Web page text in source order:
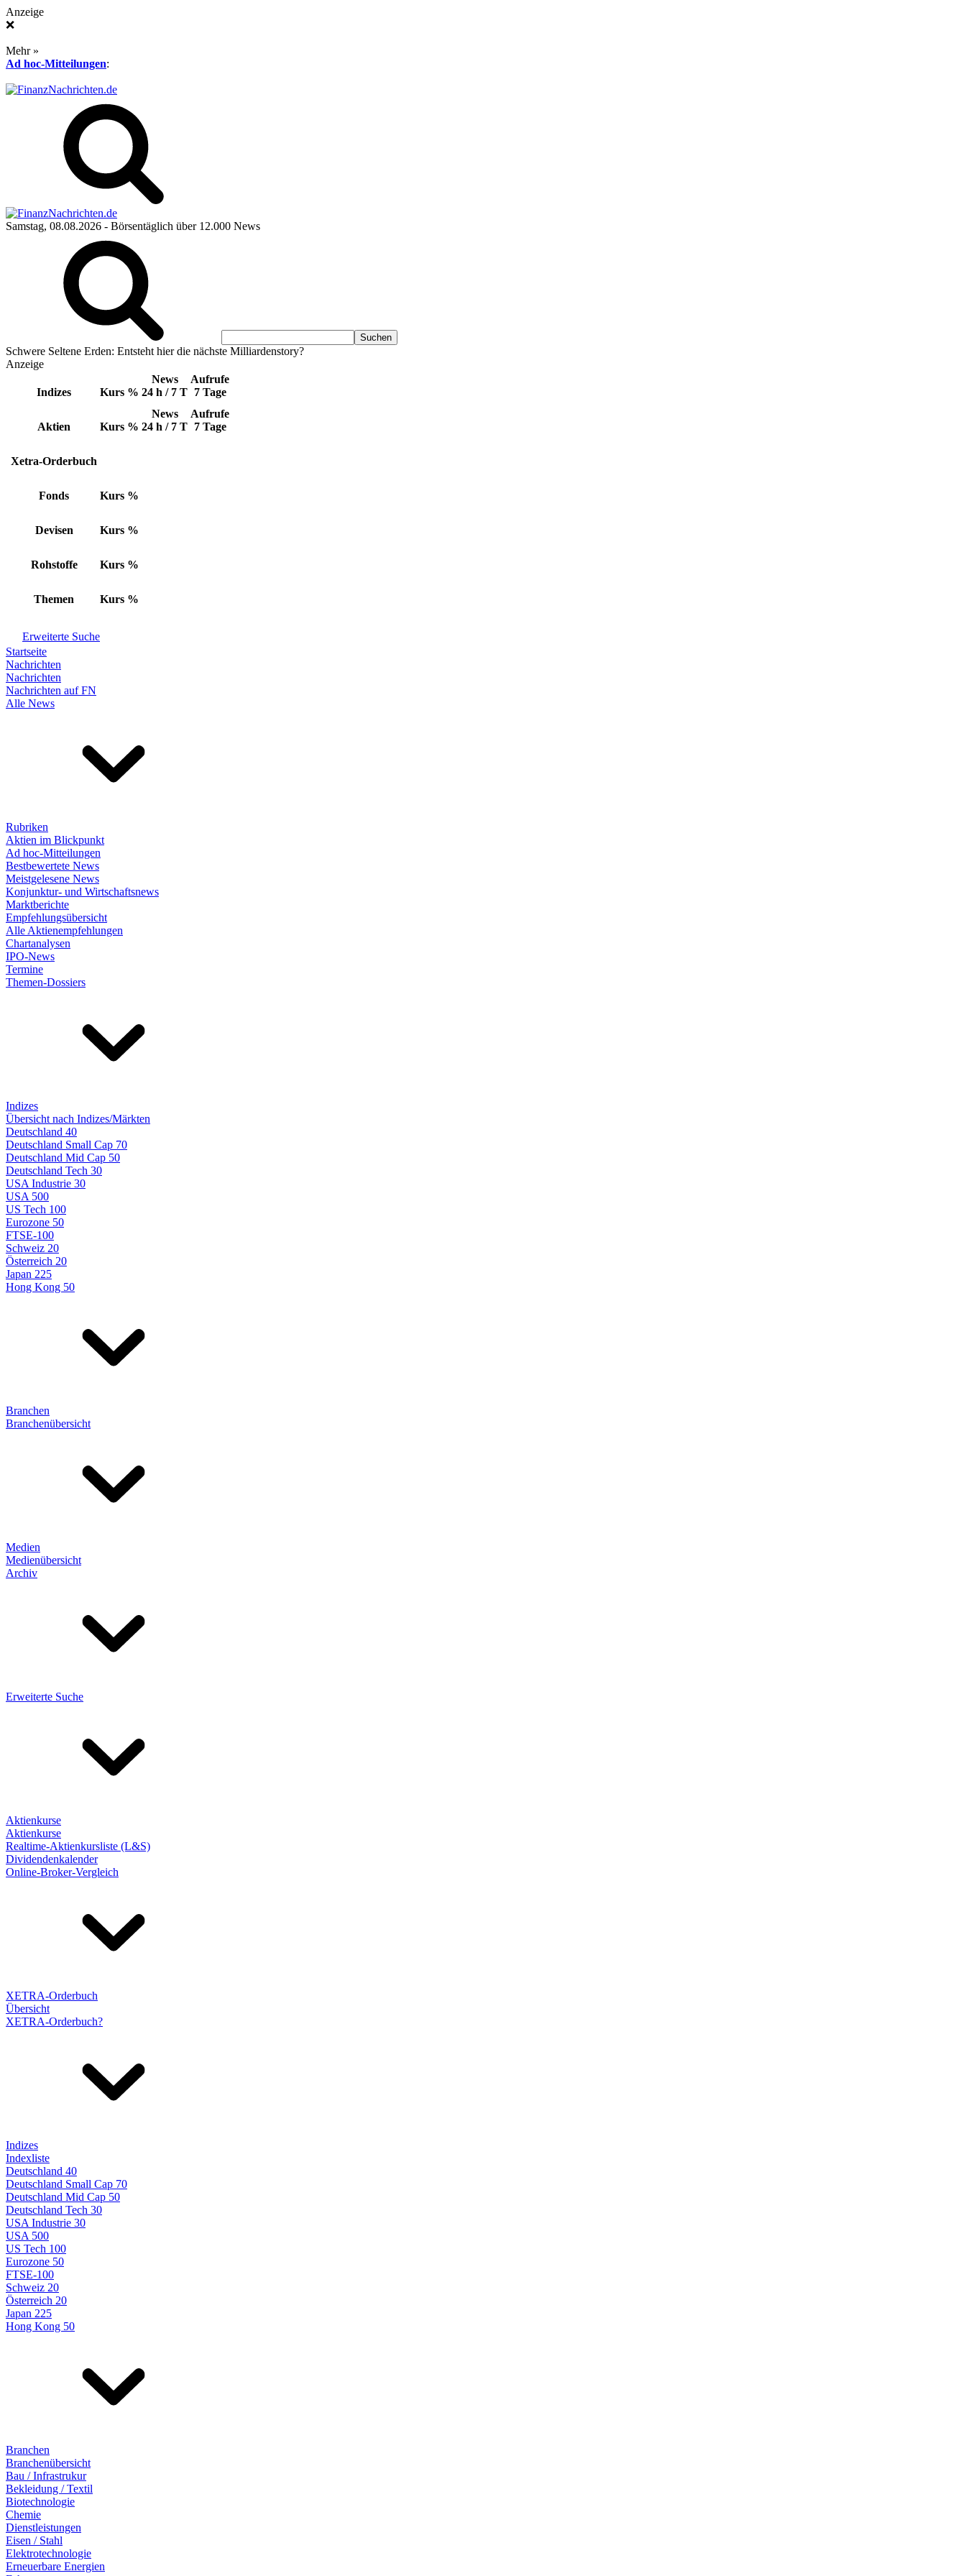
Anzeige
❌
Mehr »
Ad hoc-Mitteilungen:
Samstag, 08.08.2026 - Börsentäglich über 12.000 News
Schwere Seltene Erden: Entsteht hier die nächste Milliardenstory?
Anzeige
Indizes Kurs %
News
24 h / 7 T
Aufrufe
7 Tage
Aktien Kurs %
News
24 h / 7 T
Aufrufe
7 Tage
Xetra-Orderbuch
Fonds Kurs %
Devisen Kurs %
Rohstoffe Kurs %
Themen Kurs %
Erweiterte Suche
Startseite
Nachrichten
Nachrichten
Nachrichten auf FN
Alle News
Rubriken
Aktien im Blickpunkt
Ad hoc-Mitteilungen
Bestbewertete News
Meistgelesene News
Konjunktur- und Wirtschaftsnews
Marktberichte
Empfehlungsübersicht
Alle Aktienempfehlungen
Chartanalysen
IPO-News
Termine
Themen-Dossiers
Indizes
Übersicht nach Indizes/Märkten
Deutschland 40
Deutschland Small Cap 70
Deutschland Mid Cap 50
Deutschland Tech 30
USA Industrie 30
USA 500
US Tech 100
Eurozone 50
FTSE-100
Schweiz 20
Österreich 20
Japan 225
Hong Kong 50
Branchen
Branchenübersicht
Medien
Medienübersicht
Archiv
Erweiterte Suche
Aktienkurse
Aktienkurse
Realtime-Aktienkursliste (L&S)
Dividendenkalender
Online-Broker-Vergleich
XETRA-Orderbuch
Übersicht
XETRA-Orderbuch?
Indizes
Indexliste
Deutschland 40
Deutschland Small Cap 70
Deutschland Mid Cap 50
Deutschland Tech 30
USA Industrie 30
USA 500
US Tech 100
Eurozone 50
FTSE-100
Schweiz 20
Österreich 20
Japan 225
Hong Kong 50
Branchen
Branchenübersicht
Bau / Infrastrukur
Bekleidung / Textil
Biotechnologie
Chemie
Dienstleistungen
Eisen / Stahl
Elektrotechnologie
Erneuerbare Energien